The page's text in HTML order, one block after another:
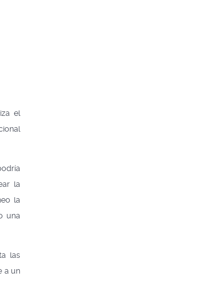
el
la
la
una
las
a un